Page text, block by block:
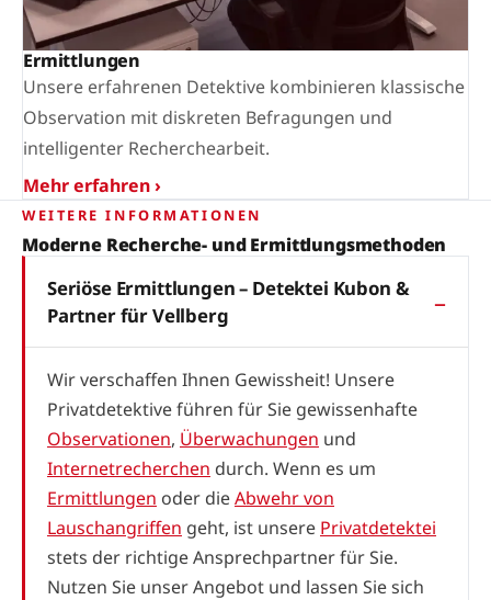
Ermittlungen
Unsere erfahrenen Detektive kombinieren klassische
Observation mit diskreten Befragungen und
intelligenter Recherchearbeit.
Mehr erfahren ›
WEITERE INFORMATIONEN
Moderne Recherche- und Ermittlungsmethoden
Seriöse Ermittlungen – Detektei Kubon &
Partner für Vellberg
Wir verschaffen Ihnen Gewissheit! Unsere
Privatdetektive führen für Sie gewissenhafte
Observationen, Überwachungen und
Internetrecherchen durch. Wenn es um
Ermittlungen oder dieAbwehr von
Lauschangriffen geht, ist unsere Privatdetektei
stets der richtige Ansprechpartner für Sie.
Nutzen Sie unser Angebot und lassen Sie sich